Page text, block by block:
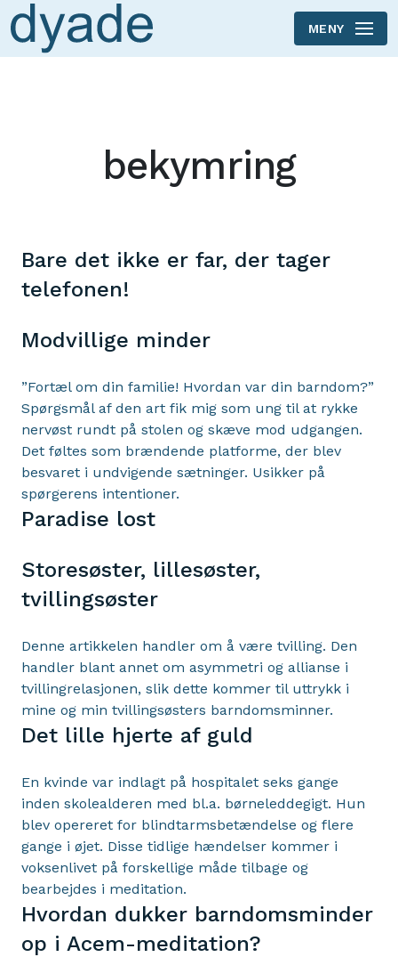
Skip to main content
MENY
bekymring
Bare det ikke er far, der tager
telefonen!
Modvillige minder
”Fortæl om din familie! Hvordan var din barndom?”
Spørgsmål af den art fik mig som ung til at rykke
nervøst rundt på stolen og skæve mod udgangen.
Det føltes som brændende platforme, der blev
besvaret i undvigende sætninger. Usikker på
spørgerens intentioner.
Paradise lost
Storesøster, lillesøster,
tvillingsøster
Denne artikkelen handler om å være tvilling. Den
handler blant annet om asymmetri og allianse i
tvillingrelasjonen, slik dette kommer til uttrykk i
mine og min tvillingsøsters barndomsminner.
Det lille hjerte af guld
En kvinde var indlagt på hospitalet seks gange
inden skolealderen med bl.a. børneleddegigt. Hun
blev opereret for blindtarmsbetændelse og flere
gange i øjet. Disse tidlige hændelser kommer i
voksenlivet på forskellige måde tilbage og
bearbejdes i meditation.
Hvordan dukker barndomsminder
op i Acem-meditation?